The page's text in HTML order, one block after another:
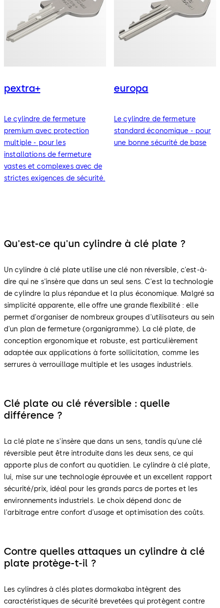
pextra+
Le cylindre de fermeture
premium avec protection
multiple - pour les
installations de fermeture
vastes et complexes avec de
strictes exigences de sécurité.
europa
Le cylindre de fermeture
standard économique - pour
une bonne sécurité de base
Qu'est-ce qu'un cylindre à clé plate ?
Un cylindre à clé plate utilise une clé non réversible, c'est-à-
dire qui ne s'insère que dans un seul sens. C'est la technologie
de cylindre la plus répandue et la plus économique. Malgré sa
simplicité apparente, elle offre une grande flexibilité : elle
permet d'organiser de nombreux groupes d'utilisateurs au sein
d'un plan de fermeture (organigramme). La clé plate, de
conception ergonomique et robuste, est particulièrement
adaptée aux applications à forte sollicitation, comme les
serrures à verrouillage multiple et les usages industriels.
Clé plate ou clé réversible : quelle
différence ?
La clé plate ne s'insère que dans un sens, tandis qu'une clé
réversible peut être introduite dans les deux sens, ce qui
apporte plus de confort au quotidien. Le cylindre à clé plate,
lui, mise sur une technologie éprouvée et un excellent rapport
sécurité/prix, idéal pour les grands parcs de portes et les
environnements industriels. Le choix dépend donc de
l'arbitrage entre confort d'usage et optimisation des coûts.
Contre quelles attaques un cylindre à clé
plate protège-t-il ?
Les cylindres à clés plates dormakaba intègrent des
caractéristiques de sécurité brevetées qui protègent contre